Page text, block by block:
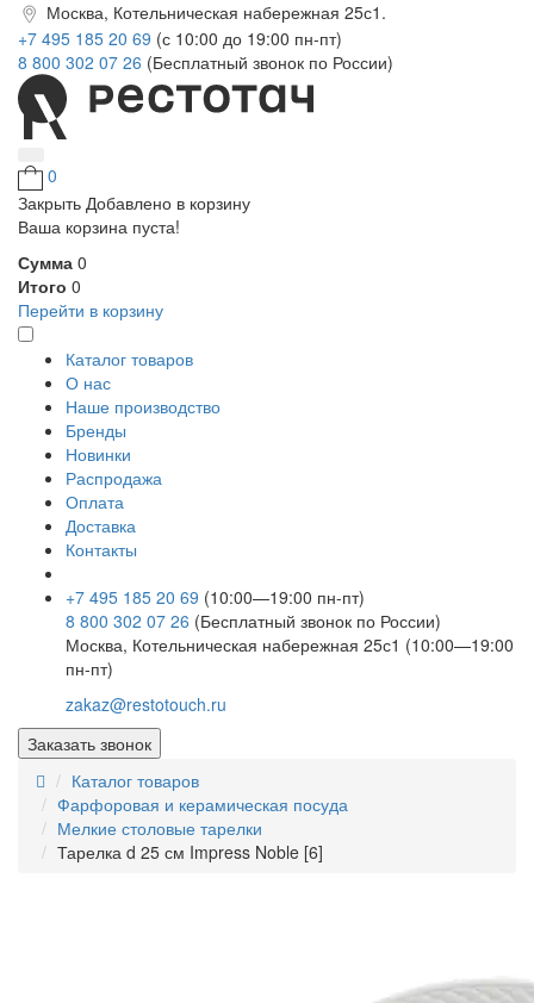
Москва, Котельническая набережная 25с1.
+7 495 185 20 69 (с 10:00 до 19:00 пн-пт)
8 800 302 07 26 (Бесплатный звонок по России)
0
Закрыть Добавлено в корзину
Ваша корзина пуста!
Сумма 0
Итого 0
Перейти в корзину
Каталог товаров
О нас
Наше производство
Бренды
Новинки
Распродажа
Оплата
Доставка
Контакты
+7 495 185 20 69 (10:00—19:00 пн-пт)
8 800 302 07 26 (Бесплатный звонок по России)
Москва, Котельническая набережная 25с1 (10:00—19:00
пн-пт)
zakaz@restotouch.ru
Заказать звонок
Каталог товаров
Фарфоровая и керамическая посуда
Мелкие столовые тарелки
Тарелка d 25 см Impress Noble [6]